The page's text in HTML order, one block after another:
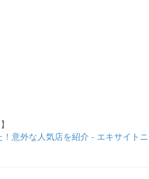
意外な人気店を紹介 - エキサイトニ